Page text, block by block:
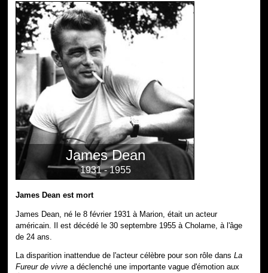
James Dean
1931 - 1955
James Dean est mort
James Dean, né le 8 février 1931 à Marion, était un acteur
américain. Il est décédé le 30 septembre 1955 à Cholame, à l'âge
de 24 ans.
La disparition inattendue de l'acteur célèbre pour son rôle dansLa
Fureur de vivre a déclenché une importante vague d'émotion aux